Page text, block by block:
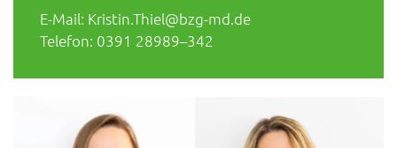
E-Mail: Kristin.Thiel@bzg-md.de
Telefon: 0391 28989–342